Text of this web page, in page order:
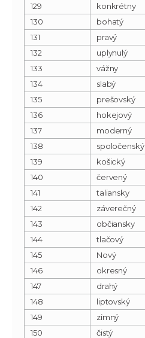
129
konkrétny
130
bohatý
131
pravý
132
uplynulý
133
vážny
134
slabý
135
prešovský
136
hokejový
137
moderný
138
spoločenský
139
košický
140
červený
141
taliansky
142
záverečný
143
občiansky
144
tlačový
145
Nový
146
okresný
147
drahý
148
liptovský
149
zimný
150
čistý